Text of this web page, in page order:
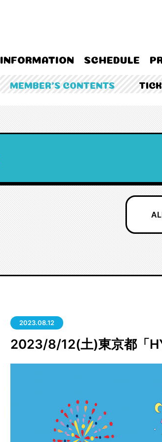
INFORMATION SCHEDULE
MEMBER'S CONTENTS
2023.08.12
2023/8/12(土)東京都「